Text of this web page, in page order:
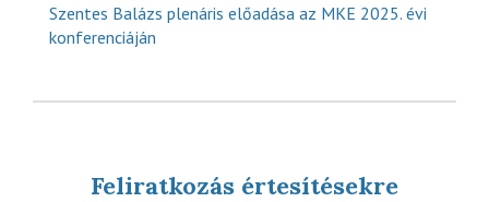
Szentes Balázs plenáris előadása az MKE 2025. évi
konferenciáján
Feliratkozás értesítésekre